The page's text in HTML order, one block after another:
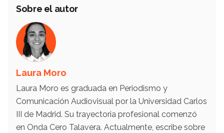
Sobre el autor
Laura Moro
Laura Moro es graduada en Periodismo y
Comunicación Audiovisual por la Universidad Carlos
III de Madrid. Su trayectoria profesional comenzó
en Onda Cero Talavera. Actualmente, escribe sobre